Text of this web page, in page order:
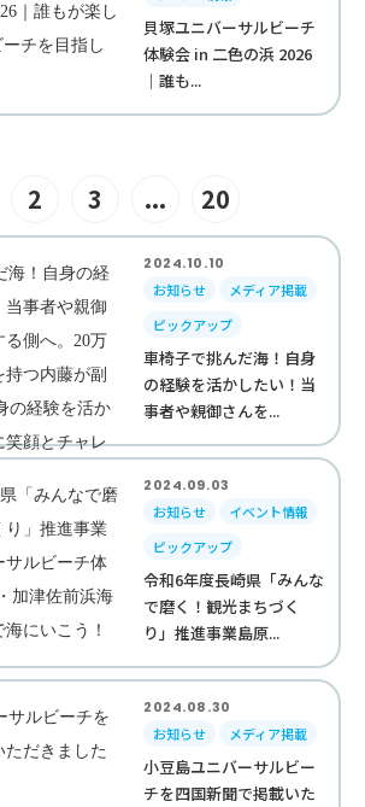
貝塚ユニバーサルビーチ
体験会 in 二色の浜 2026
｜誰も...
2 3 ... 20
2024.10.10
お知らせ
メディア掲載
ピックアップ
車椅子で挑んだ海！自身
の経験を活かしたい！当
事者や親御さんを...
2024.09.03
お知らせ
イベント情報
ピックアップ
令和6年度長崎県「みんな
で磨く！観光まちづく
り」推進事業島原...
2024.08.30
お知らせ
メディア掲載
小豆島ユニバーサルビー
チを四国新聞で掲載いた